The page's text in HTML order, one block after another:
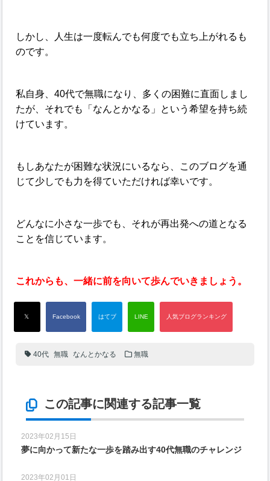
しかし、人生は一度転んでも何度でも立ち上がれるも
のです。
私自身、40代で無職になり、多くの困難に直面しまし
たが、それでも「なんとかなる」という希望を持ち続
けています。
もしあなたが困難な状況にいるなら、このブログを通
じて少しでも力を得ていただければ幸いです。
どんなに小さな一歩でも、それが再出発への道となる
ことを信じています。
これからも、一緒に前を向いて歩んでいきましょう。
40代 無職 なんとかなる 無職
この記事に関連する記事一覧
2023年02月15日
夢に向かって新たな一歩を踏み出す40代無職のチャレンジ
2023年02月01日